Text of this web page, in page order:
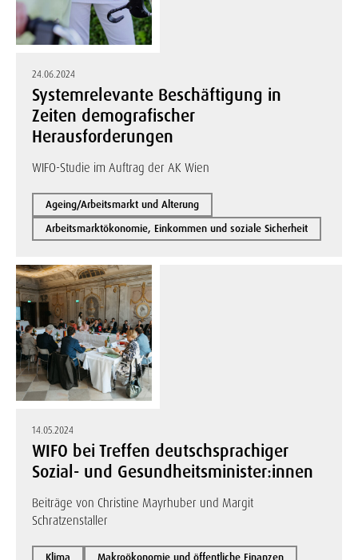
24.06.2024
Systemrelevante Beschäftigung in
Zeiten demografischer
Herausforderungen
WIFO-Studie im Auftrag der AK Wien
Ageing/Arbeitsmarkt und Alterung
Arbeitsmarktökonomie, Einkommen und soziale Sicherheit
14.05.2024
WIFO bei Treffen deutschsprachiger
Sozial- und Gesundheitsminister:innen
Beiträge von Christine Mayrhuber und Margit
Schratzenstaller
Klima Makroökonomie und öffentliche Finanzen